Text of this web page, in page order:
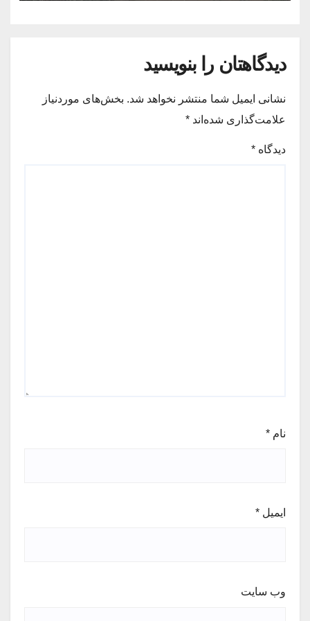
دیدگاهتان را بنویسید
نشانی ایمیل شما منتشر نخواهد شد. بخش‌های موردنیاز
علامت‌گذاری شده‌اند *
دیدگاه *
نام *
ایمیل *
وب‌ سایت